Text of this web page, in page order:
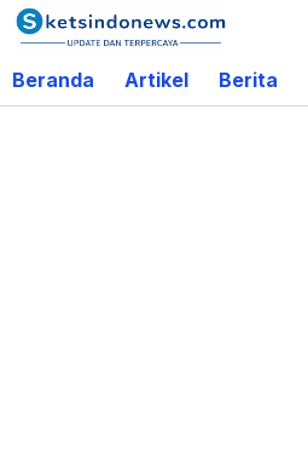
Lewati
ke
konten
Beranda Artikel Berita